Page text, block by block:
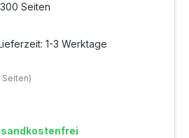
Seiten
1-3 Werktage
Seiten)